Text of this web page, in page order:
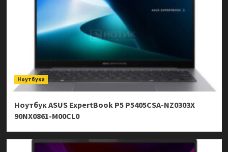
Ноутбуки
Ноутбук ASUS ExpertBook P5 P5405CSA-NZ0303X
90NX0861-M00CL0